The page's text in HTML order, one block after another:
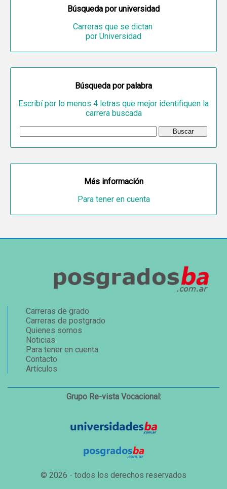
Búsqueda por universidad
Carreras que se dictan
por Universidad
Búsqueda por palabra
Escribí por lo menos 4 letras que mejor identifiquen la
carrera buscada
Más información
Para tener en cuenta
Carreras de grado
Carreras de postgrado
Quienes somos
Noticias
Para tener en cuenta
Contacto
Artículos
Grupo Re-vista Vocacional:
© 2026 - todos los derechos reservados